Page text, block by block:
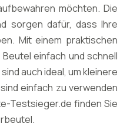
möchten. Die
sorgen dafür, dass Ihre
Mit einem praktischen
einfach und schnell
auch ideal, um kleinere
einfach zu verwenden
Testsieger.de finden Sie